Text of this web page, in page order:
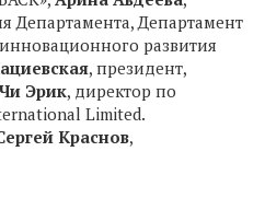
Департамента, Департамент
развития
, президент,
Эрик, директор по
Limited.
Краснов,